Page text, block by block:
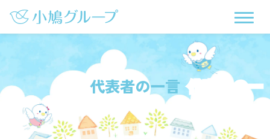
代表者の一言